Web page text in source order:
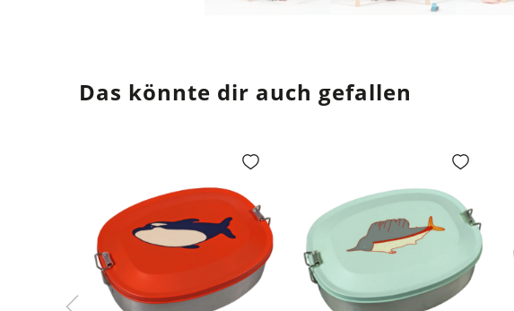
Das könnte dir auch gefallen